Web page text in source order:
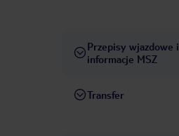
Przepisy wjazdowe i
informacje MSZ
Transfer